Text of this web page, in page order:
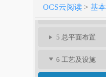
OCS云阅读 > 基
5 总平面布置
6 工艺及设施